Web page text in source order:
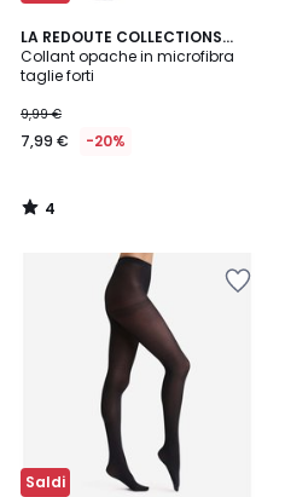
LA REDOUTE COLLECTIONS
PLUS
Collant opache in microfibra
taglie forti
9,99 €
7,99 € -20%
4
/
5
4
/
Saldi